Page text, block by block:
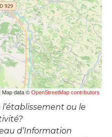
| Map data © OpenStreetMap contributors
ou le
d’Information